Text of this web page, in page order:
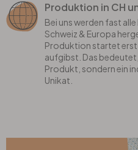
Produktion in CH
Bei uns werden fast
Schweiz & Europa
Produktion startet
aufgibst. Das
Produkt, sondern ein
Unikat.